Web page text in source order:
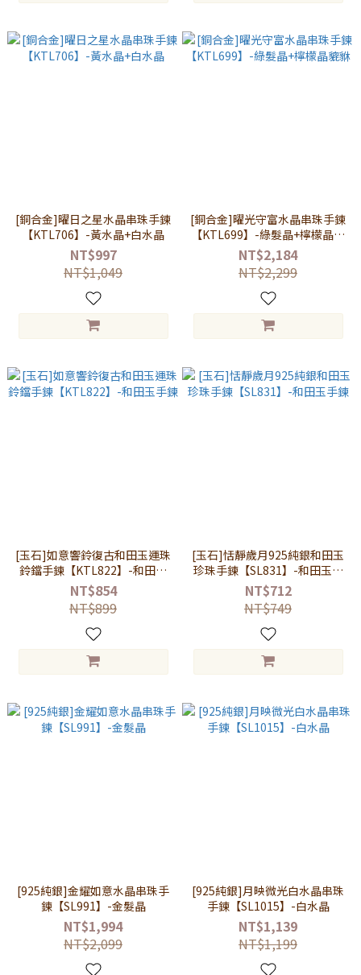
[銅合金]曜日之星水晶串珠手鍊
【KTL706】-黃水晶+白水晶
NT$997
NT$1,049
[銅合金]曜光守富水晶串珠手鍊
【KTL699】-綠髮晶+檸檬晶貔
貅
NT$2,184
NT$2,299
[玉石]如意響鈴復古和田玉運珠
鈴鐺手鍊【KTL822】-和田玉
手鍊
NT$854
NT$899
[玉石]恬靜歲月925純銀和田玉
珍珠手鍊【SL831】-和田玉手
鍊
NT$712
NT$749
[925純銀]金耀如意水晶串珠手
鍊【SL991】-金髮晶
NT$1,994
NT$2,099
[925純銀]月映微光白水晶串珠
手鍊【SL1015】-白水晶
NT$1,139
NT$1,199